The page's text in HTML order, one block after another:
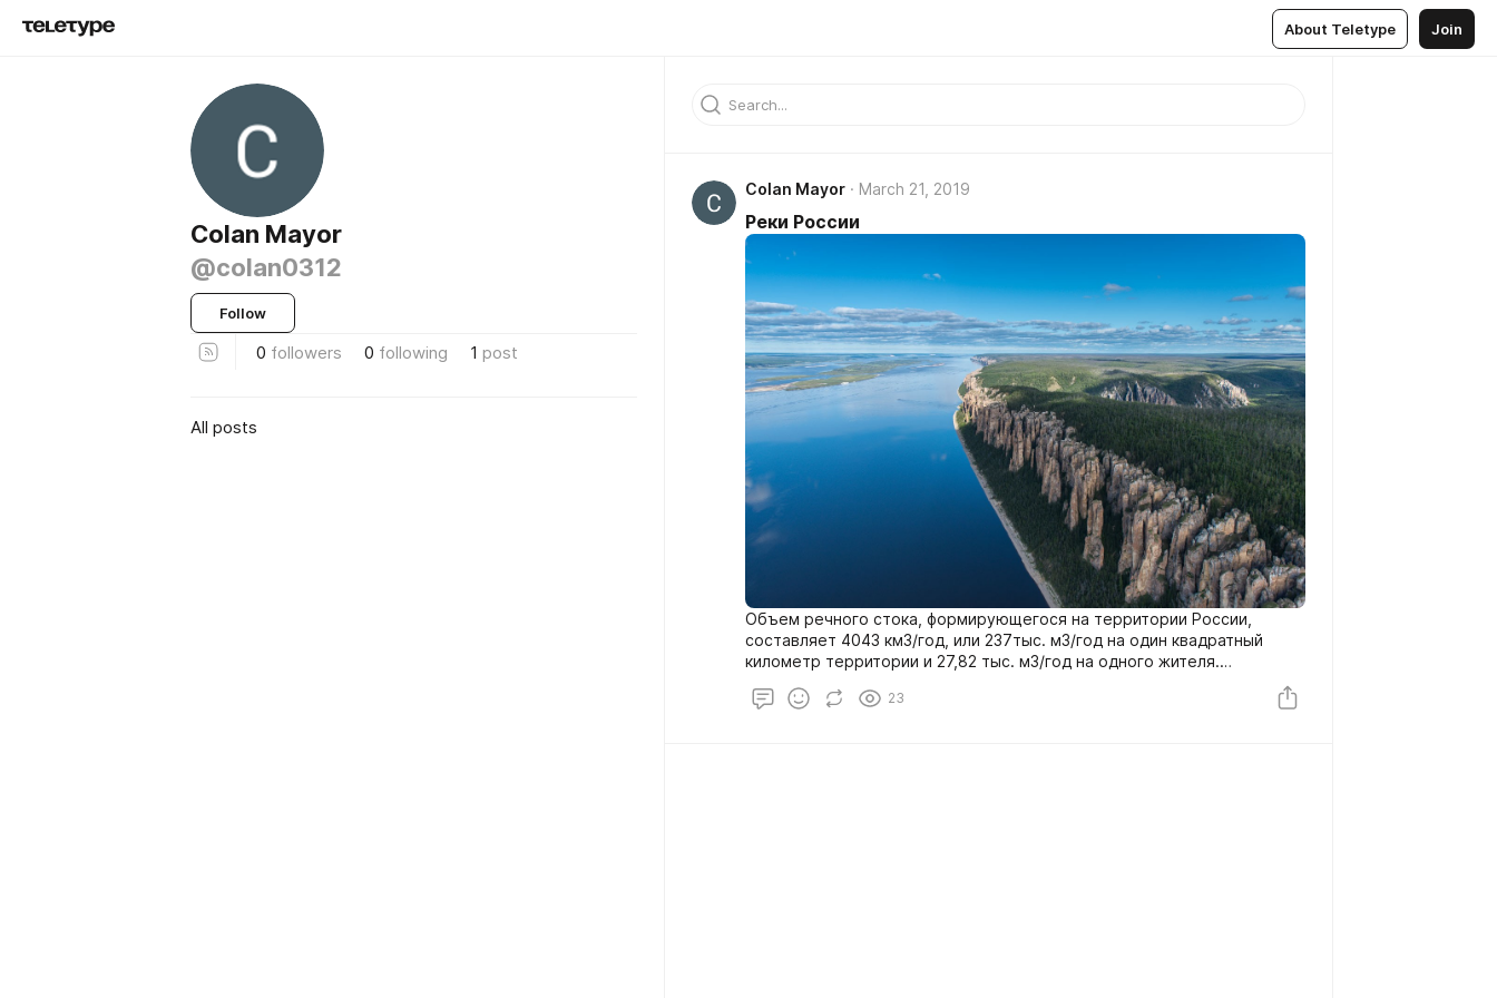
About Teletype Join
Colan Mayor
@colan0312
Follow
0 followers 0 following 1 post
All posts
Colan Mayor March 21, 2019
Реки России
Объем речного стока, формирующегося на территории России,
составляет 4043 км3/год, или 237тыс. м3/год на один квадратный
километр территории и 27,82 тыс. м3/год на одного жителя.
Дополнительный сток из сопредельных государств равен 227 км3/год.
23